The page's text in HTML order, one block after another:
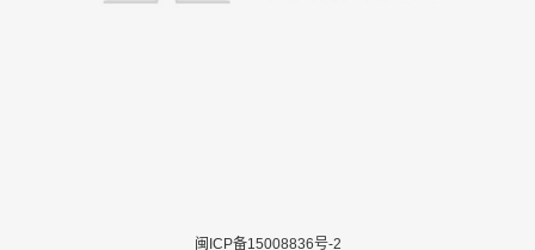
闽ICP备15008836号-2